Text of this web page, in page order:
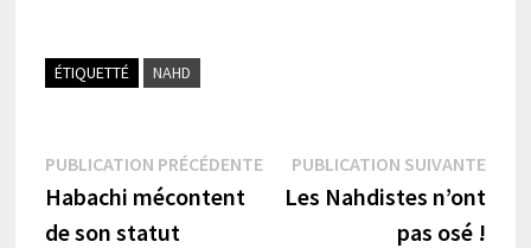
ÉTIQUETTÉ NAHD
Navigation
de
PUBLICATION PRÉCÉDENTEPublication
précédente :
Habachi mécontent
de son statut
PUBLICATION SUIVANTE
Les Nahdistes n’ont
pas osé !